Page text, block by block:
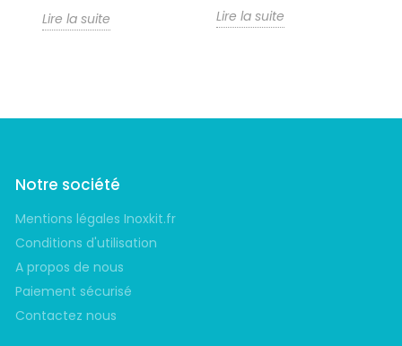
Lire la suite
Lire la suite
Notre société
Mentions légales Inoxkit.fr
Conditions d'utilisation
A propos de nous
Paiement sécurisé
Contactez nous